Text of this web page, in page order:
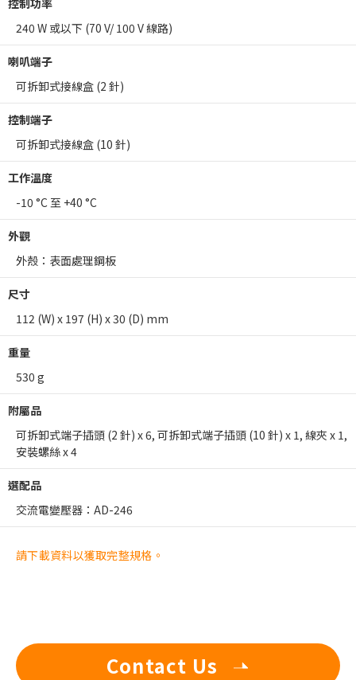
240 W 或以下 (70 V/ 100 V 線路)
喇叭端子
可拆卸式接線盒 (2 針)
控制端子
可拆卸式接線盒 (10 針)
工作溫度
-10 °C 至 +40 °C
外觀
外殼：表面處理鋼板
尺寸
112 (W) x 197 (H) x 30 (D) mm
重量
530 g
附屬品
可拆卸式端子插頭 (2 針) x 6, 可拆卸式端子插頭 (10 針) x 1, 線夾 x 1,
安裝螺絲 x 4
選配品
交流電變壓器：AD-246
請下載資料以獲取完整規格。
Contact Us